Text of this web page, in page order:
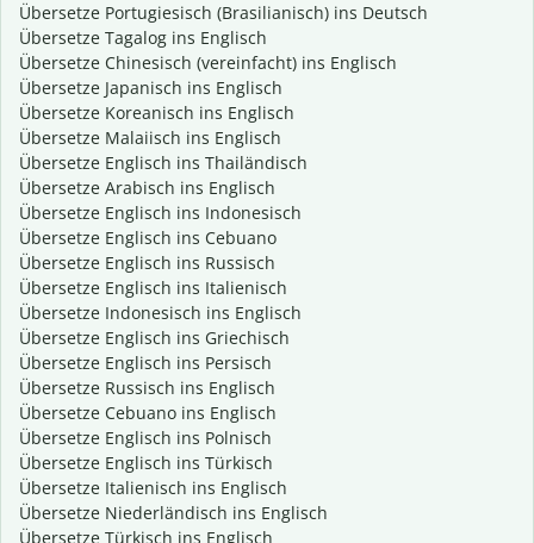
Übersetze Portugiesisch (Brasilianisch) ins Deutsch
Übersetze Tagalog ins Englisch
Übersetze Chinesisch (vereinfacht) ins Englisch
Übersetze Japanisch ins Englisch
Übersetze Koreanisch ins Englisch
Übersetze Malaiisch ins Englisch
Übersetze Englisch ins Thailändisch
Übersetze Arabisch ins Englisch
Übersetze Englisch ins Indonesisch
Übersetze Englisch ins Cebuano
Übersetze Englisch ins Russisch
Übersetze Englisch ins Italienisch
Übersetze Indonesisch ins Englisch
Übersetze Englisch ins Griechisch
Übersetze Englisch ins Persisch
Übersetze Russisch ins Englisch
Übersetze Cebuano ins Englisch
Übersetze Englisch ins Polnisch
Übersetze Englisch ins Türkisch
Übersetze Italienisch ins Englisch
Übersetze Niederländisch ins Englisch
Übersetze Türkisch ins Englisch